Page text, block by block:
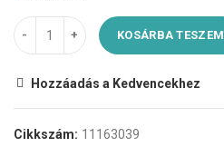
KOSÁRBA TESZEM
Hozzáadás a Kedvencekhez
Cikkszám: 11163039